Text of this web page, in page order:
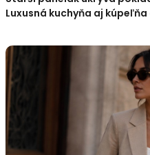
Luxusná kuchyňa aj